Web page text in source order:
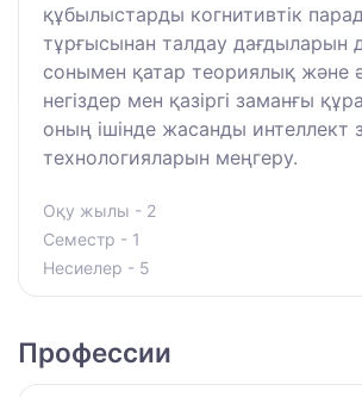
құбылыстарды когнитивтік
тұрғысынан талдау дағдыларын
сонымен қатар теориялық және
негіздер мен қазіргі заманғы
оның ішінде жасанды интеллект
технологияларын меңгеру.
Оқу жылы - 2
Семестр - 1
Несиелер - 5
Профессии